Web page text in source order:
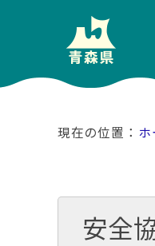
安全